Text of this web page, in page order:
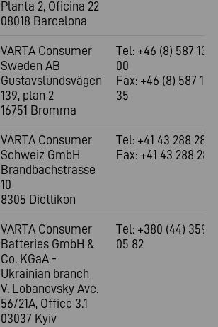
Planta 2, Oficina 22
08018 Barcelona
VARTA Consumer
Sweden AB
Gustavslundsvägen
139, plan 2
16751 Bromma
Tel: +46 (8) 587 130
00
Fax: +46 (8) 587 130
35
VARTA Consumer
Schweiz GmbH
Brandbachstrasse
10
8305 Dietlikon
Tel: +41 43 288 28
Fax: +41 43 288 28
VARTA Consumer
Batteries GmbH &
Co. KGaA -
Ukrainian branch
V. Lobanovsky Ave.
56/21A, Office 3.1
03037 Kyiv
Tel: +380 (44) 359
05 82